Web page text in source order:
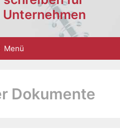
Menü
Dokumente